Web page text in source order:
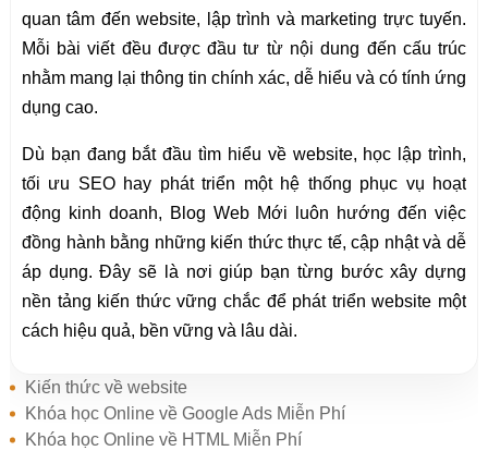
quan tâm đến website, lập trình và marketing trực tuyến.
Mỗi bài viết đều được đầu tư từ nội dung đến cấu trúc
nhằm mang lại thông tin chính xác, dễ hiểu và có tính ứng
dụng cao.
Dù bạn đang bắt đầu tìm hiểu về website, học lập trình,
tối ưu SEO hay phát triển một hệ thống phục vụ hoạt
động kinh doanh, Blog Web Mới luôn hướng đến việc
đồng hành bằng những kiến thức thực tế, cập nhật và dễ
áp dụng. Đây sẽ là nơi giúp bạn từng bước xây dựng
nền tảng kiến thức vững chắc để phát triển website một
cách hiệu quả, bền vững và lâu dài.
Kiến thức về website
Khóa học Online về Google Ads Miễn Phí
Khóa học Online về HTML Miễn Phí